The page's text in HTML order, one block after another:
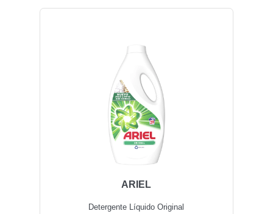
ARIEL
Detergente Líquido Original